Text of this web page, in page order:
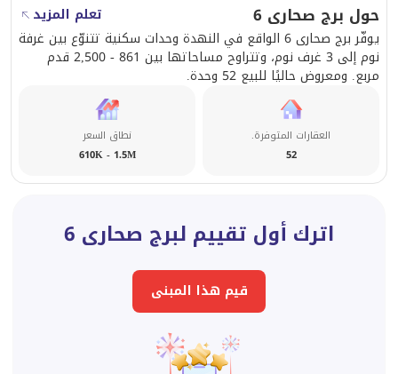
حول برج صحارى 6
تعلم المزيد
يوفّر برج صحارى 6 الواقع في النهدة وحدات سكنية تتنوّع بين غرفة
نوم إلى 3 غرف نوم، وتتراوح مساحاتها بين 861 - 2,500 قدم
مربع. ومعروض حاليًا للبيع 52 وحدة.
العقارات المتوفرة.
52
نطاق السعر
610K - 1.5M
اترك أول تقييم لبرج صحارى 6
قيم هذا المبنى